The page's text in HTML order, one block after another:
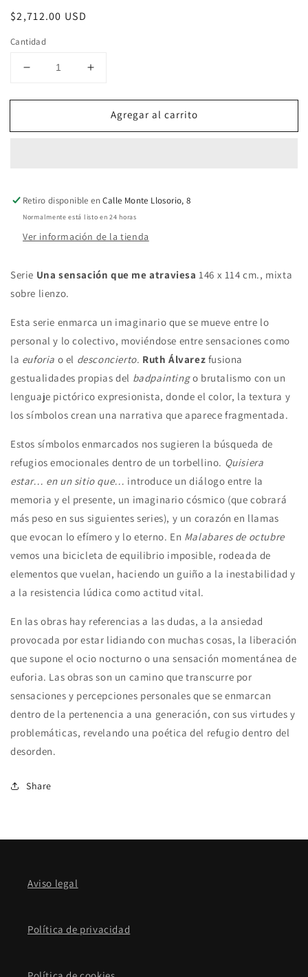
ventana
modal
Precio
$2,712.00 USD
Cantidad
Reducir
para
tensión
Aumentar
para
tensión
Agregar al carrito
Retiro disponible enCalle Monte Llosorio, 8
Normalmente está listo en 24 horas
Ver información de la tienda
Serie Una sensación que me atraviesa 146 x 114 cm., mixta
sobre lienzo.
Esta serie enmarca un imaginario que se mueve entre lo
personal y lo colectivo, moviéndose entre sensaciones como
la euforia o el desconcierto. Ruth Álvarez fusiona
gestualidades propias del badpaintingo brutalismo con un
lenguaje pictórico expresionista, donde el color, la textura y
los símbolos crean una narrativa que aparece fragmentada.
Estos símbolos enmarcados nos sugieren la búsqueda de
refugios emocionales dentro de un torbellino. Quisiera
estar… en un sitio que… introduce un diálogo entre la
memoria y el presente, un imaginario cósmico (que cobrará
más peso en sus siguientes series), y un corazón en llamas
que evocan lo efímero y lo eterno. En Malabares de octubre
vemos una bicicleta de equilibrio imposible, rodeada de
elementos que vuelan, haciendo un guiño a la inestabilidad y
a la resistencia lúdica como actitud vital.
En las obras hay referencias a las dudas, a la ansiedad
provocada por estar lidiando con muchas cosas, la liberación
que supone el ocio nocturno o una sensación momentánea de
euforia. Las obras son un camino que transcurre por
sensaciones y percepciones personales que se enmarcan
dentro de la pertenencia a una generación, con sus virtudes y
problemáticas, revelando una poética del refugio dentro del
desorden.
Share
Aviso legal
Política de privacidad